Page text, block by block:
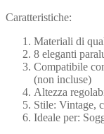
Caratteristiche:
Materiali di
8 eleganti
Compatibile
(non incluse)
Altezza
Stile: Vintage,
Ideale per: